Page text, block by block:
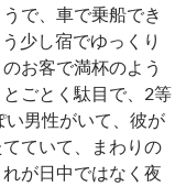
で、車で乗船でき
少し宿でゆっくり
お客で満杯のよう
ごとく駄目で、2等
男性がいて、彼が
ていて、まわりの
が日中ではなく夜